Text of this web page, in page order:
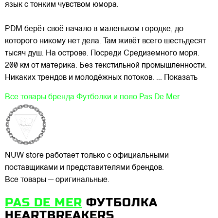
язык с тонким чувством юмора.
PDM берёт своё начало в маленьком городке, до
которого никому нет дела. Там живёт всего шестьдесят
тысяч душ. На острове. Посреди Средиземного моря.
200 км от материка. Без текстильной промышленности.
Никаких трендов и молодёжных потоков. ... Показать
Все товары бренда Футболки и поло Pas De Mer
NUW store работает только с официальными
поставщиками и представителями брендов.
Все товары — оригинальные.
PAS DE MER ФУТБОЛКА
HEARTBREAKERS